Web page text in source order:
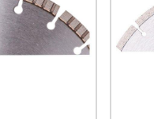
400V - 8,2 KW - 11 PS